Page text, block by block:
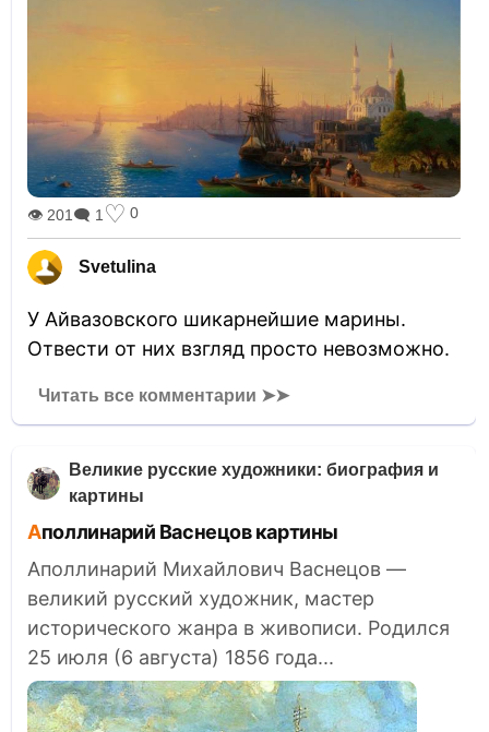
👁 201 🗨 1 ♡ 0
Svetulina
У Айвазовского шикарнейшие марины.
Отвести от них взгляд просто невозможно.
Читать все комментарии ➤➤
Великие русские художники: биография и
картины
Аполлинарий Васнецов картины
Аполлинарий Михайлович Васнецов —
великий русский художник, мастер
исторического жанра в живописи. Родился
25 июля (6 августа) 1856 года...